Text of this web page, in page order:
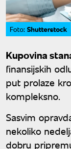
Foto: Shutterstock
Kupovina
finansijskih
put prolaze
kompleksno.
Sasvim
nekoliko
dobru